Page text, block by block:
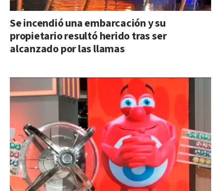
Se incendió una embarcación y su
propietario resultó herido tras ser
alcanzado por las llamas